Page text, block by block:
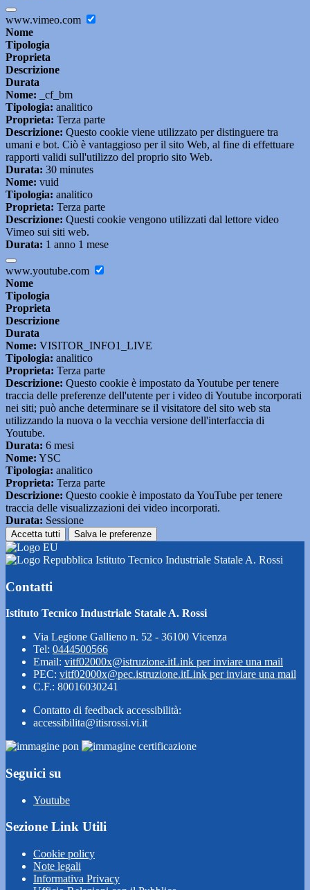
www.vimeo.com
Nome
Tipologia
Proprieta
Descrizione
Durata
Nome: _cf_bm
Tipologia: analitico
Proprieta: Terza parte
Descrizione: Questo cookie viene utilizzato per distinguere tra
umani e bot. Ciò è vantaggioso per il sito Web, al fine di effettuare
rapporti validi sull'utilizzo del proprio sito Web.
Durata: 30 minutes
Nome: vuid
Tipologia: analitico
Proprieta: Terza parte
Descrizione: Questi cookie vengono utilizzati dal lettore video
Vimeo sui siti web.
Durata: 1 anno 1 mese
www.youtube.com
Nome
Tipologia
Proprieta
Descrizione
Durata
Nome: VISITOR_INFO1_LIVE
Tipologia: analitico
Proprieta: Terza parte
Descrizione: Questo cookie è impostato da Youtube per tenere
traccia delle preferenze dell'utente per i video di Youtube incorporati
nei siti; può anche determinare se il visitatore del sito web sta
utilizzando la nuova o la vecchia versione dell'interfaccia di
Youtube.
Durata: 6 mesi
Nome: YSC
Tipologia: analitico
Proprieta: Terza parte
Descrizione: Questo cookie è impostato da YouTube per tenere
traccia delle visualizzazioni dei video incorporati.
Durata: Sessione
Accetta tutti Salva le preferenze
Istituto Tecnico Industriale Statale A. Rossi
Contatti
Istituto Tecnico Industriale Statale A. Rossi
Via Legione Gallieno n. 52 - 36100 Vicenza
Tel: 0444500566
Email: vitf02000x@istruzione.itLink per inviare una mail
PEC: vitf02000x@pec.istruzione.itLink per inviare una mail
C.F.: 80016030241
Contatto di feedback accessibilità:
accessibilita@itisrossi.vi.it
Seguici su
Youtube
Sezione Link Utili
Cookie policy
Note legali
Informativa Privacy